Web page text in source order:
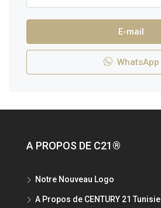
E-mail
WhatsApp
A PROPOS DE C21®
Notre Nouveau Logo
A Propos de CENTURY 21 Tunisie